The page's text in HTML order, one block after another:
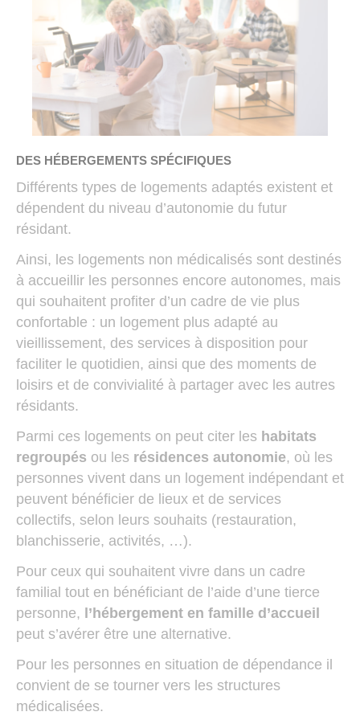
DES HÉBERGEMENTS SPÉCIFIQUES
Différents types de logements adaptés existent et
dépendent du niveau d’autonomie du futur
résidant.
Ainsi, les logements non médicalisés sont destinés
à accueillir les personnes encore autonomes, mais
qui souhaitent profiter d’un cadre de vie plus
confortable : un logement plus adapté au
vieillissement, des services à disposition pour
faciliter le quotidien, ainsi que des moments de
loisirs et de convivialité à partager avec les autres
résidants.
Parmi ces logements on peut citer les habitats
regroupés ou les résidences autonomie, où les
personnes vivent dans un logement indépendant et
peuvent bénéficier de lieux et de services
collectifs, selon leurs souhaits (restauration,
blanchisserie, activités, …).
Pour ceux qui souhaitent vivre dans un cadre
familial tout en bénéficiant de l’aide d’une tierce
personne, l’hébergement en famille d’accueil
peut s’avérer être une alternative.
Pour les personnes en situation de dépendance il
convient de se tourner vers les structures
médicalisées.